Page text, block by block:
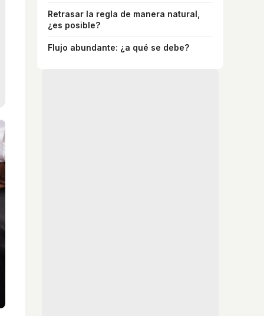
Retrasar la regla de manera natural,
¿es posible?
Flujo abundante: ¿a qué se debe?